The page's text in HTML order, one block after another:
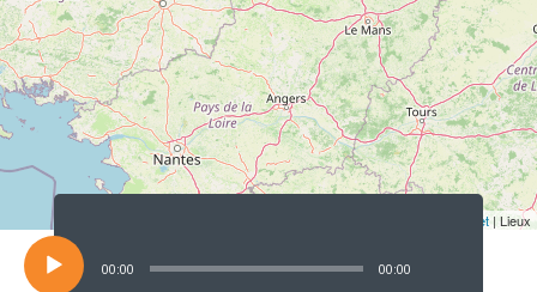
Leaflet | Lieux
Lecteur
audio
00:00 00:00